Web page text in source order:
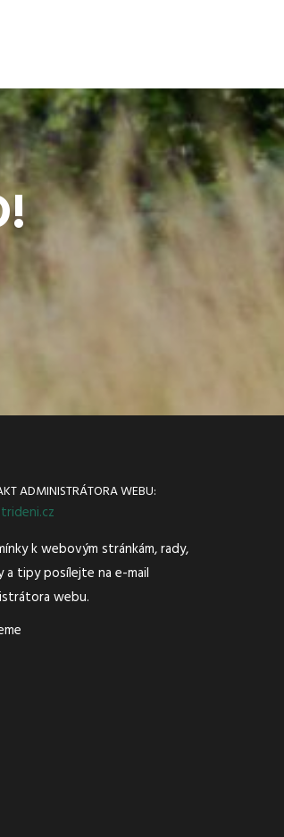
ADMINISTRÁTORA WEBU:
k webovým stránkám, rady,
a tipy posílejte na e-mail
webu.